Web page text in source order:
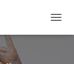
L